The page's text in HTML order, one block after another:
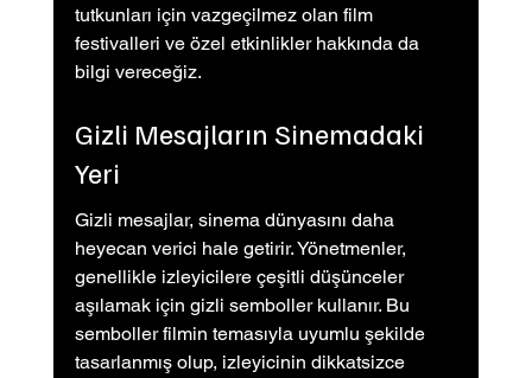
tutkunları için vazgeçilmez olan film
festivalleri ve özel etkinlikler hakkında da
bilgi vereceğiz.
Gizli Mesajların Sinemadaki
Yeri
Gizli mesajlar, sinema dünyasını daha
heyecan verici hale getirir. Yönetmenler,
genellikle izleyicilere çeşitli düşünceler
aşılamak için gizli semboller kullanır. Bu
semboller filmin temasıyla uyumlu şekilde
tasarlanmış olup, izleyicinin dikkatsizce